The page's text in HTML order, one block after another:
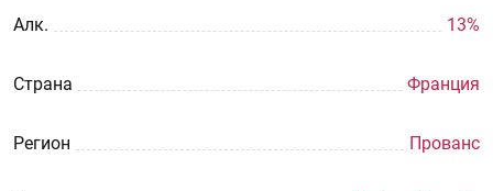
Aлк. 13%
Страна Франция
Регион Прованс